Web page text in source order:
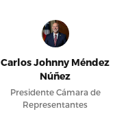
Carlos Johnny Méndez
Núñez
Presidente Cámara de
Representantes